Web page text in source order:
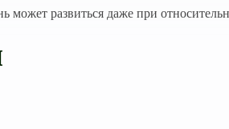
может развиться даже при